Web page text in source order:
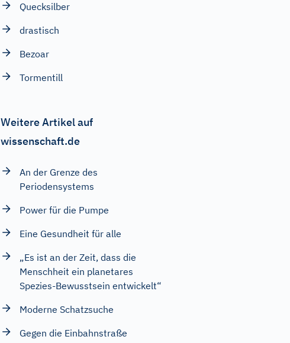
Quecksilber
drastisch
Bezoar
Tormentill
Weitere Artikel auf
wissenschaft.de
An der Grenze des
Periodensystems
Power für die Pumpe
Eine Gesundheit für alle
„Es ist an der Zeit, dass die
Menschheit ein planetares
Spezies-Bewusstsein entwickelt“
Moderne Schatzsuche
Gegen die Einbahnstraße